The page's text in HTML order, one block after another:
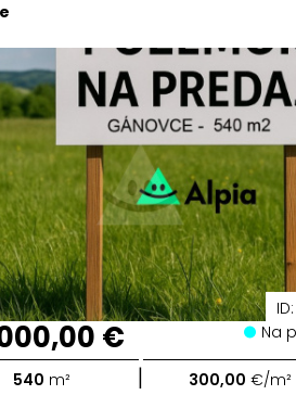
ID:
€ Na
540 m² | 300,00 €/m²